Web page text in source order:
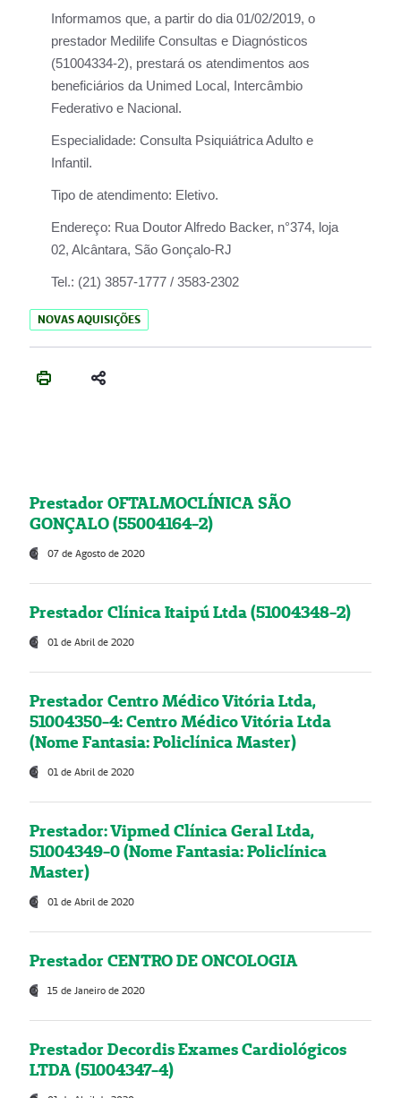
Informamos que, a partir do dia 01/02/2019, o
prestador Medilife Consultas e Diagnósticos
(51004334-2), prestará os atendimentos aos
beneficiários da Unimed Local, Intercâmbio
Federativo e Nacional.
Especialidade: Consulta Psiquiátrica Adulto e
Infantil.
Tipo de atendimento: Eletivo.
Endereço: Rua Doutor Alfredo Backer, n°374, loja
02, Alcântara, São Gonçalo-RJ
Tel.: (21) 3857-1777 / 3583-2302
NOVAS AQUISIÇÕES
Prestador OFTALMOCLÍNICA SÃO
GONÇALO (55004164-2)
07 de Agosto de 2020
Prestador Clínica Itaipú Ltda (51004348-2)
01 de Abril de 2020
Prestador Centro Médico Vitória Ltda,
51004350-4: Centro Médico Vitória Ltda
(Nome Fantasia: Policlínica Master)
01 de Abril de 2020
Prestador: Vipmed Clínica Geral Ltda,
51004349-0 (Nome Fantasia: Policlínica
Master)
01 de Abril de 2020
Prestador CENTRO DE ONCOLOGIA
15 de Janeiro de 2020
Prestador Decordis Exames Cardiológicos
LTDA (51004347-4)